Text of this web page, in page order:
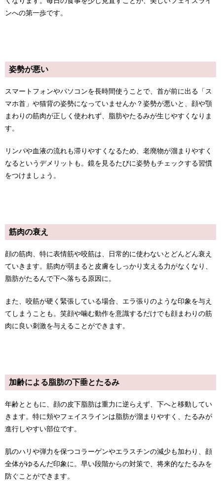
ンへの第一歩です。
姿勢が悪い
スマートフォンやパソコンを長時間使うことで、首が前に出る「ス
マホ首」や猫背の姿勢になっていませんか？姿勢が悪いと、顔や顎
まわりの筋肉が正しく使われず、脂肪やたるみが生じやすくなりま
す。
リンパや血液の流れも滞りやすくなるため、老廃物が溜まりやすく
なるというデメリットも。鏡を見るたびに姿勢もチェックする習慣
をつけましょう。
筋肉の衰え
顔の筋肉、特に表情筋や咬筋は、日常的に使わないとどんどん衰え
ていきます。筋肉が弱まると皮膚をしっかり支える力がなくなり、
脂肪がたるんで下へ落ちる原因に。
また、咬筋が硬く緊張している場合、エラ張りのような印象を与え
てしまうことも。笑顔や噛む動作を意識するだけでも顔まわりの筋
肉に良い刺激を与えることができます。
加齢による脂肪の下垂とたるみ
年齢とともに、顔の皮下脂肪は重力に逆らえず、下へと移動してい
きます。特に頬やフェイスラインは脂肪が溜まりやすく、たるみが
進行しやすい部位です。
肌のハリや弾力を保つコラーゲンやエラスチンの減少も加わり、顔
全体がゆるんだ印象に。早い段階からの対策で、将来的なたるみを
防ぐことができます。